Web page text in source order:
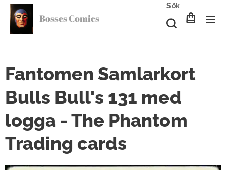
Bosses Comics
Sök
Fantomen Samlarkort
Bulls Bull's 131 med
logga - The Phantom
Trading cards